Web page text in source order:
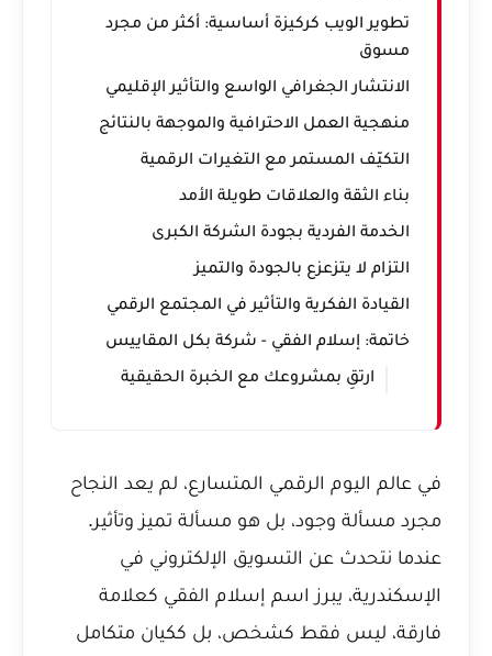
تطوير الويب كركيزة أساسية: أكثر من مجرد
مسوق
الانتشار الجغرافي الواسع والتأثير الإقليمي
منهجية العمل الاحترافية والموجهة بالنتائج
التكيّف المستمر مع التغيرات الرقمية
بناء الثقة والعلاقات طويلة الأمد
الخدمة الفردية بجودة الشركة الكبرى
التزام لا يتزعزع بالجودة والتميز
القيادة الفكرية والتأثير في المجتمع الرقمي
خاتمة: إسلام الفقي - شركة بكل المقاييس
ارتقِ بمشروعك مع الخبرة الحقيقية
في عالم اليوم الرقمي المتسارع، لم يعد النجاح
مجرد مسألة وجود، بل هو مسألة تميز وتأثير.
عندما نتحدث عن التسويق الإلكتروني في
الإسكندرية، يبرز اسم إسلام الفقي كعلامة
فارقة، ليس فقط كشخص، بل ككيان متكامل